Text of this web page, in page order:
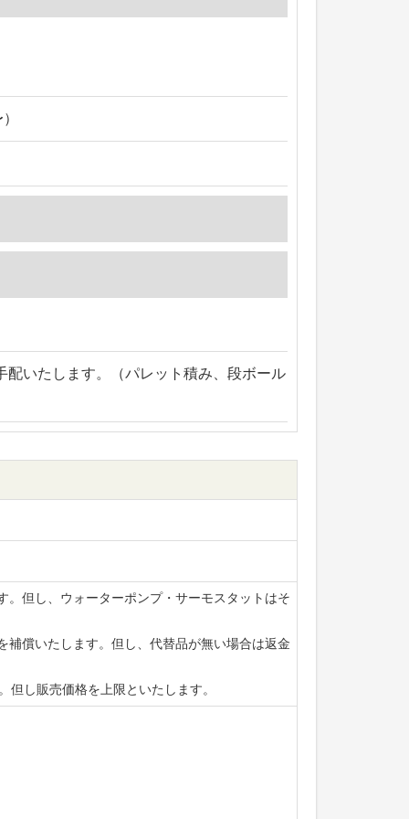
いたします。（パレット積み、段ボール
但し、ウォーターポンプ・サーモスタットはそ
償いたします。但し、代替品が無い場合は返金
し販売価格を上限といたします。